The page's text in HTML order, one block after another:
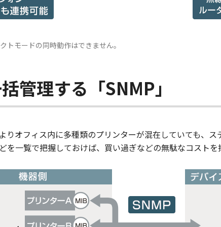
トモードの同時動作はできません。
管理する「SNMP」
オフィス内に多種類のプリンターが混在していても、
一覧で把握しておけば、買い過ぎなどの無駄なコストを